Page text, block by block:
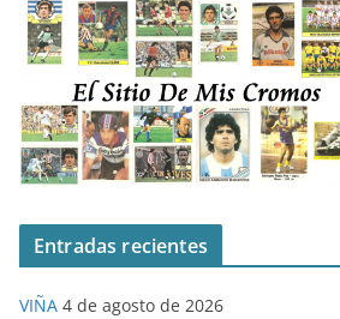
Entradas recientes
VIÑA 4 de agosto de 2026